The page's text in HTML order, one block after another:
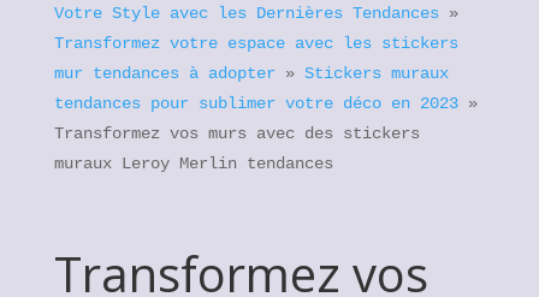
Votre Style avec les Dernières Tendances»
Transformez votre espace avec les stickers
mur tendances à adopter » Stickers muraux
tendances pour sublimer votre déco en 2023»
Transformez vos murs avec des stickers
muraux Leroy Merlin tendances
Transformez vos